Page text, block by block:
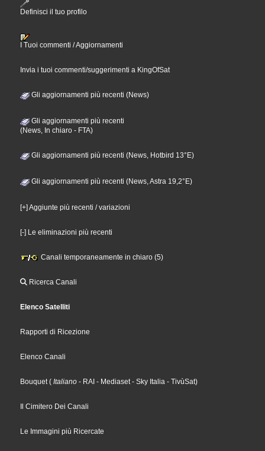
Definisci il tuo profilo
I Tuoi commenti / Aggiornamenti
Invia i tuoi commenti/suggerimenti a KingOfSat
Gli aggiornamenti più recenti (News)
Gli aggiornamenti più recenti
(News, In chiaro - FTA)
Gli aggiornamenti più recenti (News, Hotbird 13°E)
Gli aggiornamenti più recenti (News, Astra 19,2°E)
[+] Aggiunte più recenti / variazioni
[-] Le eliminazioni più recenti
Canali temporaneamente in chiaro (5)
Ricerca Canali
Elenco Satelliti
Rapporti di Ricezione
Elenco Canali
Bouquet ( Italiano - RAI - Mediaset - Sky Italia - TivùSat)
Il Cimitero Dei Canali
Le Immagini più Ricercate